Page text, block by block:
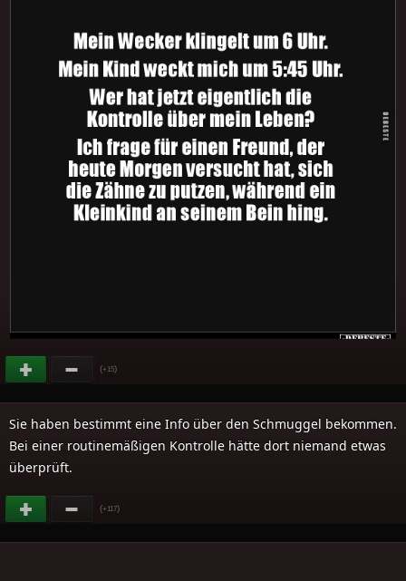
(+15)
Sie haben bestimmt eine Info über den Schmuggel bekommen.
Bei einer routinemäßigen Kontrolle hätte dort niemand etwas
überprüft.
(+117)